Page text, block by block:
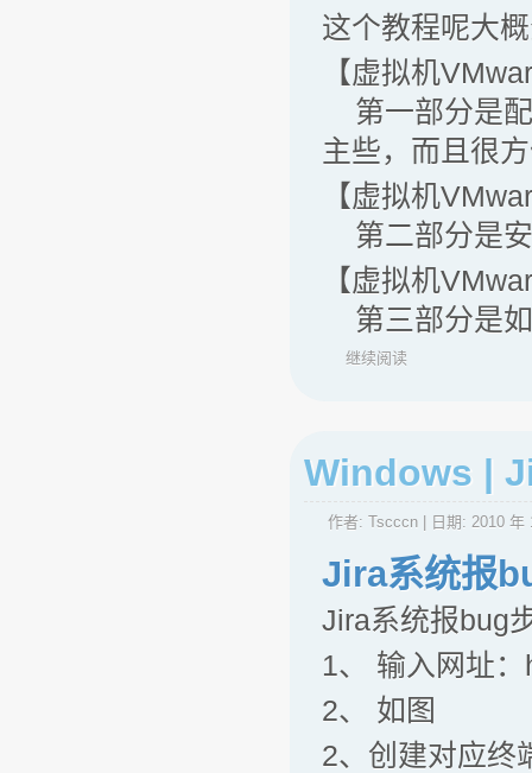
这个教程呢大
【虚拟机
第一部分是配
主些，而且很
【虚拟机
第二部分是安
【虚拟机
第三部分是
继续阅读
Windows |
作者: Tscccn | 日期: 2010 年
Jira系统报
Jira系统报bug
1、 输入网址
2、 如图
2、创建对应终